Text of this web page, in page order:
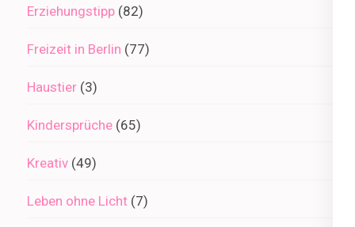
Erziehungstipp (82)
Freizeit in Berlin (77)
Haustier (3)
Kindersprüche (65)
Kreativ (49)
Leben ohne Licht (7)